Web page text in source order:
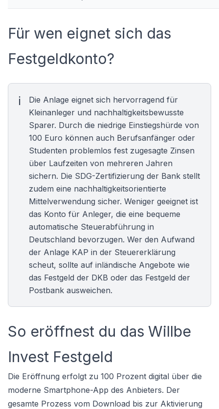
Für wen eignet sich das
Festgeldkonto?
Die Anlage eignet sich hervorragend für
Kleinanleger und nachhaltigkeitsbewusste
Sparer. Durch die niedrige Einstiegshürde von
100 Euro können auch Berufsanfänger oder
Studenten problemlos fest zugesagte Zinsen
über Laufzeiten von mehreren Jahren
sichern. Die SDG-Zertifizierung der Bank stellt
zudem eine nachhaltigkeitsorientierte
Mittelverwendung sicher. Weniger geeignet ist
das Konto für Anleger, die eine bequeme
automatische Steuerabführung in
Deutschland bevorzugen. Wer den Aufwand
der Anlage KAP in der Steuererklärung
scheut, sollte auf inländische Angebote wie
das Festgeld der DKB oder das Festgeld der
Postbank ausweichen.
So eröffnest du das Willbe
Invest Festgeld
Die Eröffnung erfolgt zu 100 Prozent digital über die
moderne Smartphone-App des Anbieters. Der
gesamte Prozess vom Download bis zur Aktivierung